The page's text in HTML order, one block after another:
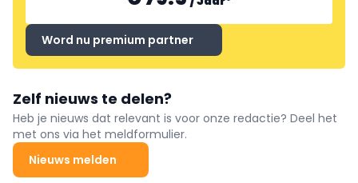
Word nu premium partner
Zelf nieuws te delen?
Heb je nieuws dat relevant is voor onze redactie? Deel het
met ons via het meldformulier.
Nieuws melden